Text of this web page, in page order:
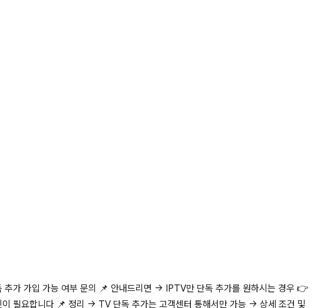
가 가입 가능 여부 문의 📌 안내드리면 → IPTV만 단독 추가를 원하시는 경우 👉
필요합니다 📌 정리 → TV 단독 추가는 고객센터 통해서만 가능 → 상세 조건 및